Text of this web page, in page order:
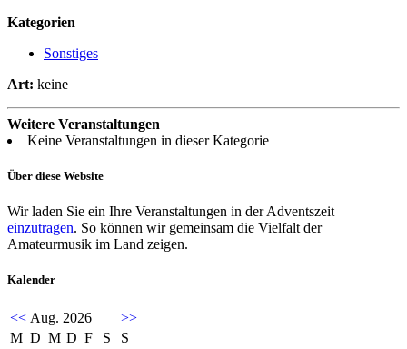
Kategorien
Sonstiges
Art: keine
Weitere Veranstaltungen
Keine Veranstaltungen in dieser Kategorie
Über diese Website
Wir laden Sie ein Ihre Veranstaltungen in der Adventszeit
einzutragen. So können wir gemeinsam die Vielfalt der
Amateurmusik im Land zeigen.
Kalender
<< Aug. 2026
>>
M D M D F S
S